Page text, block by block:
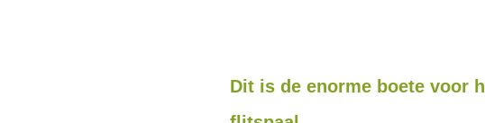
Dit is de enorme boete voor